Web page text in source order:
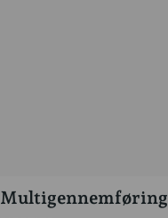
Multigennemføring